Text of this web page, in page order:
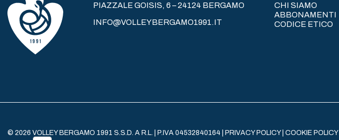
PIAZZALE GOISIS, 6 – 24124 BERGAMO
INFO@VOLLEYBERGAMO1991.IT
CHI SIAMO
ABBONAMENTI
CODICE ETICO
© 2026 VOLLEY BERGAMO 1991 S.S.D. A R.L. | P.IVA 04532840164 | PRIVACY POLICY| COOKIE POLICY